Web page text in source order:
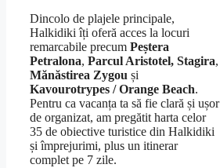
Dincolo de plajele principale,
Halkidiki îți oferă acces la locuri
remarcabile precum Peștera
Petralona, Parcul Aristotel, Stagira,
Mănăstirea Zygou și
Kavourotrypes / Orange Beach.
Pentru ca vacanța ta să fie clară și ușor
de organizat, am pregătit harta celor
35 de obiective turistice din Halkidiki
și împrejurimi, plus un itinerar
complet pe 7 zile.